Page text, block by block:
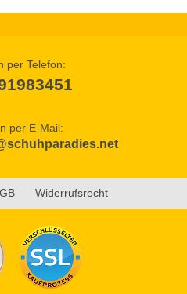
per Telefon:
per E-Mail:
Widerrufsrecht